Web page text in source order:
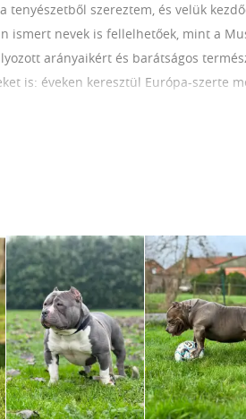
tenyészetből szereztem, és velük
ismert nevek is fellelhetőek, mint a
arányaikért és barátságos
is: éveken keresztül Európa-szerte
díj, amely a fajta legmagasabb
emellett intelligens és könnyen
Bully kutyákat tenyésszek,